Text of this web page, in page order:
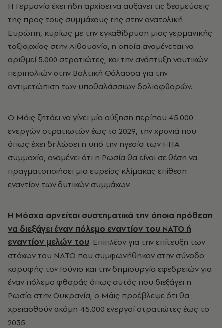
Η Γερμανία έχει ήδη αρχίσει να αυξάνει τις δεσμεύσεις
της προς τους συμμάχους της στην ανατολική
Ευρώπη, κυρίως με την εγκαθίδρυση μιας γερμανικής
ταξιαρχίας στην Λιθουανία, η οποία αναμένεται να
αριθμεί 5.000 στρατιώτες, και την ανάπτυξη ναυτικών
περιπολιών στην Βαλτική Θάλασσα για την
αντιμετώπιση των υποθαλάσσιων δολιοφθορών.
Ο Μάις ζητάει να γίνει μία αύξηση περίπου 45.000
ενεργών στρατιωτών έως το 2029, την χρονιά που
όπως έχει δηλώσει η υπό την ηγεσία των ΗΠΑ
συμμαχία, αναμένει ότι η Ρωσία θα είναι σε θέση να
πραγματοποιήσει μια ευρείας κλίμακας επίθεση
εναντίον των δυτικών συμμάχων.
Η Μόσχα αρνείται συστηματικά την όποια πρόθεση
να διεξάγει έναν πόλεμο εναντίον του ΝΑΤΟ ή
εναντίον μελών του. Επιπλέον για την επίτευξη των
στόχων του ΝΑΤΟ που συμφωνήθηκαν στην σύνοδο
κορυφής τον Ιούνιο και την δημιουργία εφεδρειών για
έναν πόλεμο φθοράς όπως αυτός που διεξάγει η
Ρωσία στην Ουκρανία, ο Μάις προέβλεψε ότι θα
χρειασθούν ακόμη 45.000 ενεργοί στρατιώτες έως το
2035.